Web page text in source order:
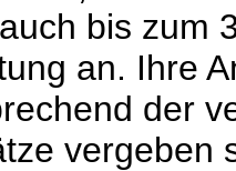
bis zum
an. Ihre
der
vergeben